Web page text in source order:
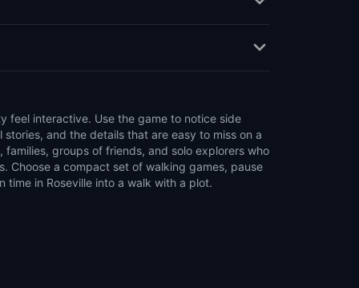
time in Roseville into a walk with a plot.